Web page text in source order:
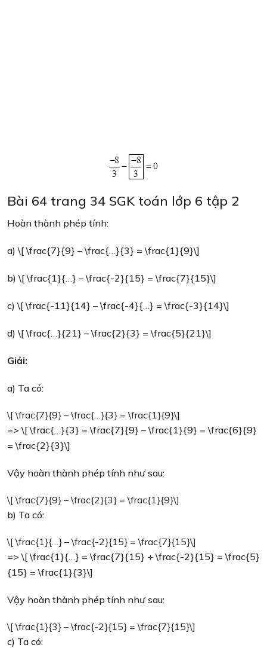
Bài 64 trang 34 SGK toán lớp 6 tập 2
Hoàn thành phép tính:
a) \[ \frac{7}{9} – \frac{…}{3} = \frac{1}{9}\]
b) \[ \frac{1}{…} – \frac{-2}{15} = \frac{7}{15}\]
c) \[ \frac{-11}{14} – \frac{-4}{…} = \frac{-3}{14}\]
d) \[ \frac{…}{21} – \frac{2}{3} = \frac{5}{21}\]
Giải:
a) Ta có:
\[ \frac{7}{9} – \frac{…}{3} = \frac{1}{9}\]
=> \[ \frac{…}{3} = \frac{7}{9} – \frac{1}{9} = \frac{6}{9}
= \frac{2}{3}\]
Vậy hoàn thành phép tính như sau:
\[ \frac{7}{9} – \frac{2}{3} = \frac{1}{9}\]
b) Ta có:
\[ \frac{1}{…} – \frac{-2}{15} = \frac{7}{15}\]
=> \[ \frac{1}{…} = \frac{7}{15} + \frac{-2}{15} = \frac{5}
{15} = \frac{1}{3}\]
Vậy hoàn thành phép tính như sau:
\[ \frac{1}{3} – \frac{-2}{15} = \frac{7}{15}\]
c) Ta có: